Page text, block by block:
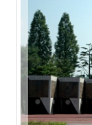
2010
년
5
월
3
6